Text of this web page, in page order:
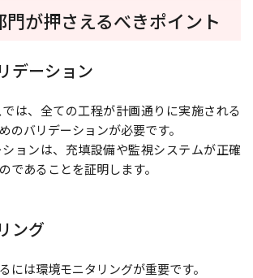
門が押さえるべきポイント
デーション
は、全ての工程が計画通りに実施される
のバリデーションが必要です。
ョンは、充填設備や監視システムが正確
であることを証明します。
ング
には環境モニタリングが重要です。